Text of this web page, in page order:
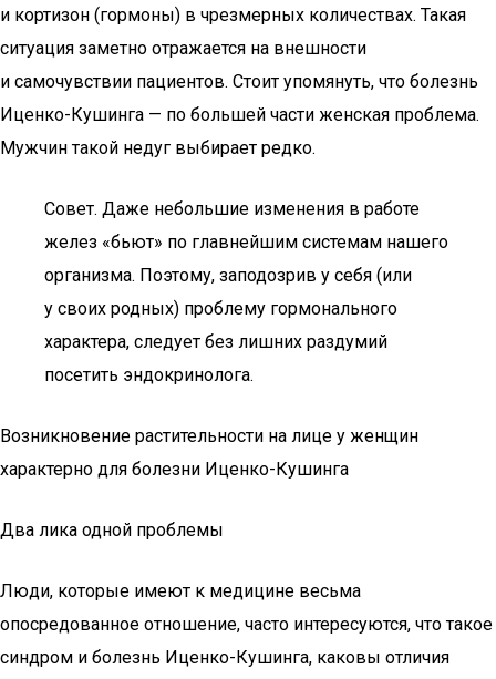
и кортизон (гормоны) в чрезмерных количествах. Такая
ситуация заметно отражается на внешности
и самочувствии пациентов. Стоит упомянуть, что болезнь
Иценко-Кушинга — по большей части женская проблема.
Мужчин такой недуг выбирает редко.
Совет. Даже небольшие изменения в работе
желез «бьют» по главнейшим системам нашего
организма. Поэтому, заподозрив у себя (или
у своих родных) проблему гормонального
характера, следует без лишних раздумий
посетить эндокринолога.
Возникновение растительности на лице у женщин
характерно для болезни Иценко-Кушинга
Два лика одной проблемы
Люди, которые имеют к медицине весьма
опосредованное отношение, часто интересуются, что такое
синдром и болезнь Иценко-Кушинга, каковы отличия